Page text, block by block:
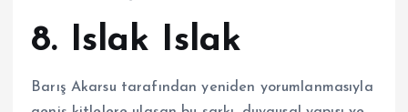
8. Islak Islak
Barış Akarsu tarafından yeniden yorumlanmasıyla